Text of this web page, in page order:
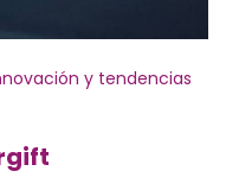
y tendencias